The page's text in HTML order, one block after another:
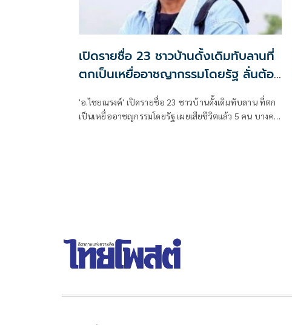
เปิดรายชื่อ 23 ชาวบ้านดั้งเดิมทับลานที่
ตกเป็นเหยื่ออาชญากรรมโดยรัฐ ลั่นต้อง
'อ.ไชยณรงค์' เปิดรายชื่อ 23 ชาวบ้านดั้งเดิมทับลาน ที่ตก
เป็นเหยื่ออาชญกรรมโดยรัฐ เผยเสียชีวิตแล้ว 5 คน บางคน